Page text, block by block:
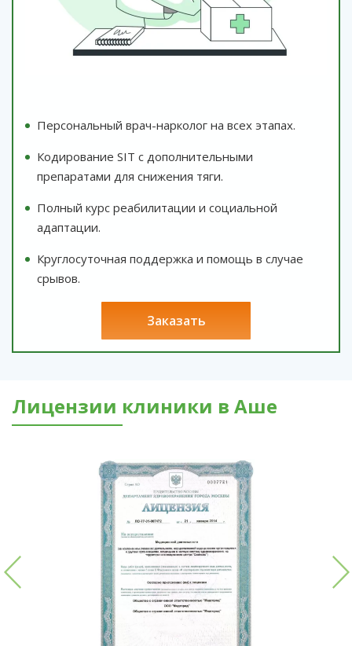
Персональный врач-нарколог на всех этапах.
Кодирование SIT с дополнительными
препаратами для снижения тяги.
Полный курс реабилитации и социальной
адаптации.
Круглосуточная поддержка и помощь в случае
срывов.
заказать
Лицензии клиники в Аше